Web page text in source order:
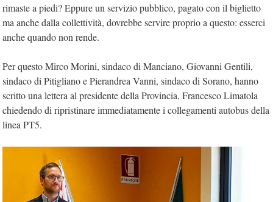
rimaste a piedi? Eppure un servizio pubblico, pagato con il biglietto
ma anche dalla collettività, dovrebbe servire proprio a questo: esserci
anche quando non rende.
Per questo Mirco Morini, sindaco di Manciano, Giovanni Gentili,
sindaco di Pitigliano e Pierandrea Vanni, sindaco di Sorano, hanno
scritto una lettera al presidente della Provincia, Francesco Limatola
chiedendo di ripristinare immediatamente i collegamenti autobus della
linea PT5.